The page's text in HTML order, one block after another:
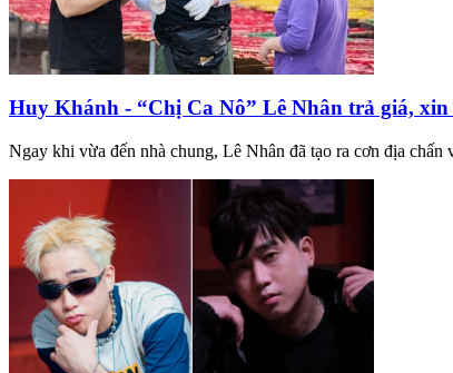
Huy Khánh - “Chị Ca Nô” Lê Nhân trả giá,
Ngay khi vừa đến nhà chung, Lê Nhân đã tạo ra cơn địa